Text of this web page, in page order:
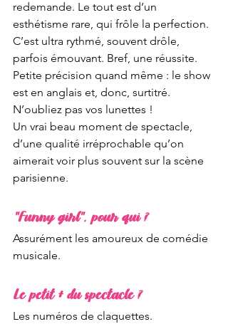
redemande. Le tout est d’un
esthétisme rare, qui frôle la perfection.
C’est ultra rythmé, souvent drôle,
parfois émouvant. Bref, une réussite.
Petite précision quand même : le show
est en anglais et, donc, surtitré.
N’oubliez pas vos lunettes !
Un vrai beau moment de spectacle,
d’une qualité irréprochable qu’on
aimerait voir plus souvent sur la scène
parisienne.
"Funny girl", pour qui ?
Assurément les amoureux de comédie
musicale.
Le petit + du spectacle ?
Les numéros de claquettes.